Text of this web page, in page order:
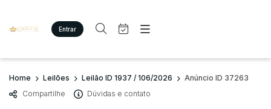
Entrar
Criar conta Entrar
Site
Agenda
Quem Somos
Busca por palavra-chave
Quem Somos
Home Leilões Leilão ID 1937 / 106/2026
Anúncio ID 37263
Compartilhe
Dúvidas e contato